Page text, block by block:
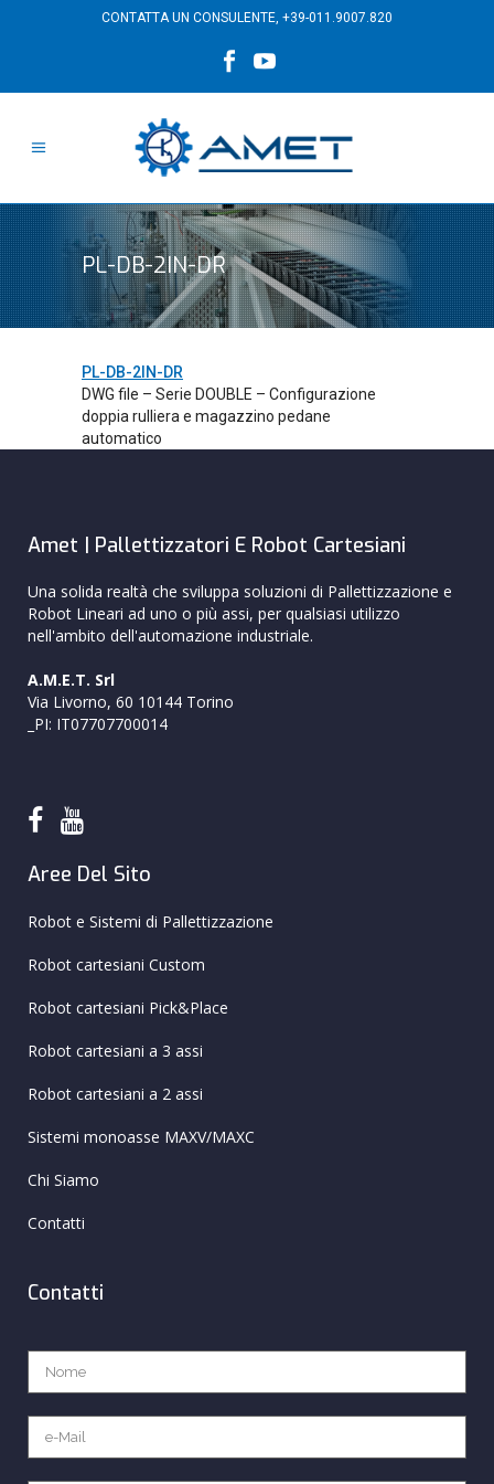
CONTATTA UN CONSULENTE, +39-011.9007.820
PL-DB-2IN-DR
PL-DB-2IN-DR
DWG file – Serie DOUBLE – Configurazione
doppia rulliera e magazzino pedane
automatico
Amet | Pallettizzatori E Robot Cartesiani
Una solida realtà che sviluppa soluzioni di Pallettizzazione e
Robot Lineari ad uno o più assi, per qualsiasi utilizzo
nell'ambito dell'automazione industriale.
A.M.E.T. Srl
Via Livorno, 60 10144 Torino
_PI: IT07707700014
Aree Del Sito
Robot e Sistemi di Pallettizzazione
Robot cartesiani Custom
Robot cartesiani Pick&Place
Robot cartesiani a 3 assi
Robot cartesiani a 2 assi
Sistemi monoasse MAXV/MAXC
Chi Siamo
Contatti
Contatti